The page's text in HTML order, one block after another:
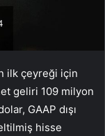
ilk çeyreği için
geliri 109 milyon
GAAP dışı
hisse